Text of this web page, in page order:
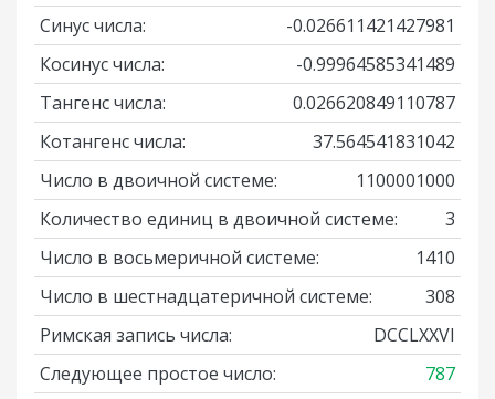
Синус числа:
-0.026611421427981
Косинус числа:
-0.99964585341489
Тангенс числа:
0.026620849110787
Котангенс числа:
37.564541831042
Число в двоичной системе:
1100001000
Количество единиц в двоичной системе:
3
Число в восьмеричной системе:
1410
Число в шестнадцатеричной системе:
308
Римская запись числа:
DCCLXXVI
Следующее простое число:
787